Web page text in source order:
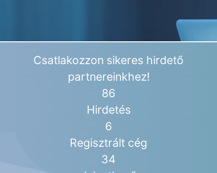
Csatlakozzon sikeres hirdető
partnereinkhez!
86
Hirdetés
6
Regisztrált cég
34